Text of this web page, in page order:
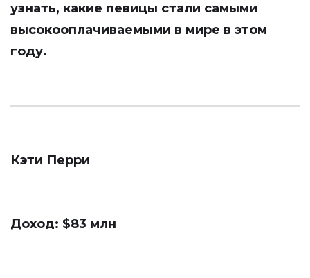
узнать, какие певицы стали самыми
высокооплачиваемыми в мире в этом
году.
Кэти Перри
Доход: $83 млн